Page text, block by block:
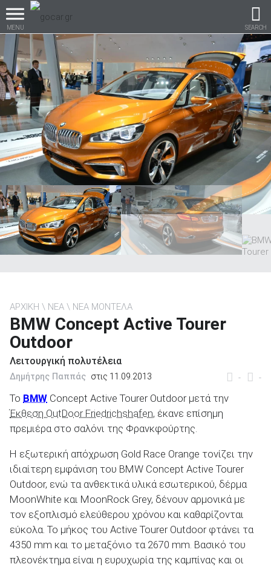
MENU SEARCH
Βρες τα πάντα για το
αυτοκίνητο!
βρες το!
Καινούρια
ΑΝΑΖΗΤΗΣΗ
Μεταχειρισμένα
Επιχειρήσεις
ΑΡΧΙΚΗ ΝΕΑ ΝΕΑ ΜΟΝΤΕΛΑ
BMW Concept Active Tourer
Outdoor
Λειτουργική πολυτέλεια
- -
Δημήτρης Παππάς στις 11.09.2013
Το BMW Concept Active Tourer Outdoor μετά την
Έκθεση OutDoor Friedrichshafen, έκανε επίσημη
πρεμιέρα στο σαλόνι της Φρανκφούρτης.
Η εξωτερική απόχρωση Gold Race Orange τονίζει την
ιδιαίτερη εμφάνιση του BMW Concept Active Tourer
Outdoor, ενώ τα ανθεκτικά υλικά εσωτερικού, δέρμα
MoonWhite και MoonRock Grey, δένουν αρμονικά με
τον εξοπλισμό ελεύθερου χρόνου και καθαρίζονται
εύκολα. Το μήκος του Active Tourer Outdoor φτάνει τα
4350 mm και το μεταξόνιο τα 2670 mm. Βασικό του
πλεονέκτημα είναι η ευρυχωρία της καμπίνας και οι